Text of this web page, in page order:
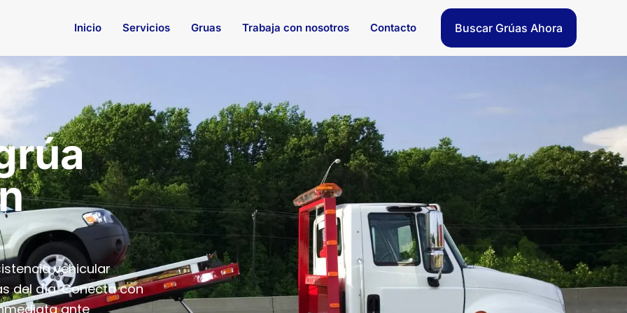
Inicio Servicios Gruas Trabaja con nosotros Contacto Buscar Grúas Ahora
vehicular
del día. Conecta con
ante